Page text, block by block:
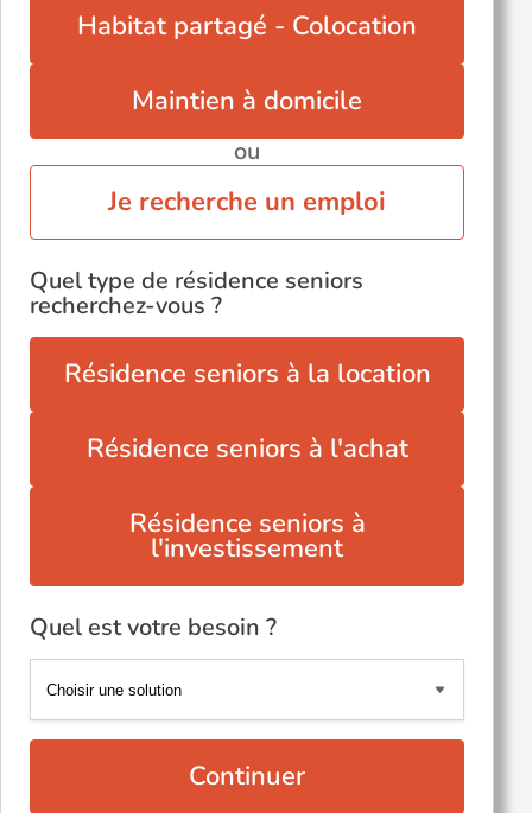
Saint-Barthélemy (77320)
Habitat partagé - Colocation
Maintien à domicile
ou
Je recherche un emploi
Quel type de résidence seniors
recherchez-vous ?
Résidence seniors à la location
Résidence seniors à l'achat
Résidence seniors à
l'investissement
Quel est votre besoin ?
Continuer